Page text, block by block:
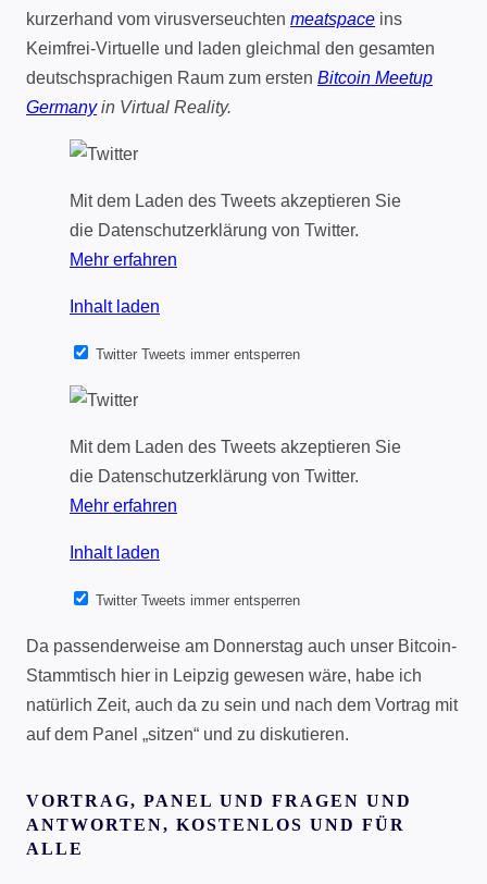
kurzerhand vom virusverseuchten meatspace ins
Keimfrei-Virtuelle und laden gleichmal den gesamten
deutschsprachigen Raum zum ersten Bitcoin Meetup
Germanyin Virtual Reality.
Mit dem Laden des Tweets akzeptieren Sie
die Datenschutzerklärung von Twitter.
Mehr erfahren
Inhalt laden
Twitter Tweets immer entsperren
Mit dem Laden des Tweets akzeptieren Sie
die Datenschutzerklärung von Twitter.
Mehr erfahren
Inhalt laden
Twitter Tweets immer entsperren
Da passenderweise am Donnerstag auch unser Bitcoin-
Stammtisch hier in Leipzig gewesen wäre, habe ich
natürlich Zeit, auch da zu sein und nach dem Vortrag mit
auf dem Panel „sitzen“ und zu diskutieren.
VORTRAG, PANEL UND FRAGEN UND
ANTWORTEN, KOSTENLOS UND FÜR
ALLE